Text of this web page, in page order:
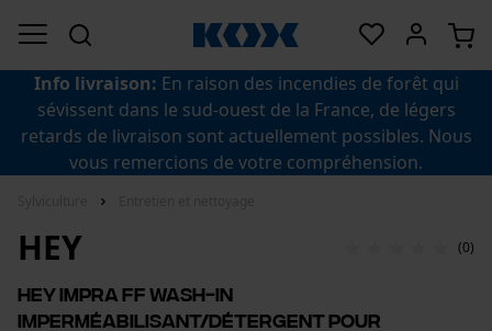
Info livraison: En raison des incendies de forêt qui
sévissent dans le sud-ouest de la France, de légers
retards de livraison sont actuellement possibles. Nous
vous remercions de votre compréhension.
HEY (0)
HEY Impra FF Wash-In
Imperméabilisant/Détergent pour